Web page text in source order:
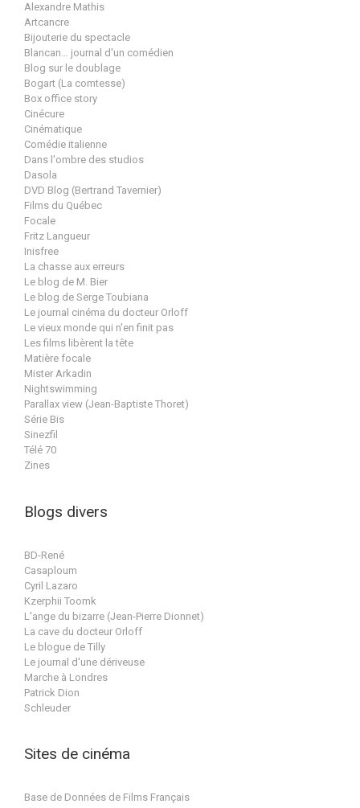
Alexandre Mathis
Artcancre
Bijouterie du spectacle
Blancan… journal d'un comédien
Blog sur le doublage
Bogart (La comtesse)
Box office story
Cinécure
Cinématique
Comédie italienne
Dans l'ombre des studios
Dasola
DVD Blog (Bertrand Tavernier)
Films du Québec
Focale
Fritz Langueur
Inisfree
La chasse aux erreurs
Le blog de M. Bier
Le blog de Serge Toubiana
Le journal cinéma du docteur Orloff
Le vieux monde qui n'en finit pas
Les films libèrent la tête
Matière focale
Mister Arkadin
Nightswimming
Parallax view (Jean-Baptiste Thoret)
Série Bis
Sinezfil
Télé 70
Zines
Blogs divers
BD-René
Casaploum
Cyril Lazaro
Kzerphii Toomk
L'ange du bizarre (Jean-Pierre Dionnet)
La cave du docteur Orloff
Le blogue de Tilly
Le journal d'une dériveuse
Marche à Londres
Patrick Dion
Schleuder
Sites de cinéma
Base de Données de Films Français